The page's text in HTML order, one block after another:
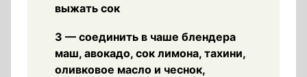
выжать сок
3 — соединить в чаше блендера
маш, авокадо, сок лимона, тахини,
оливковое масло и чеснок,